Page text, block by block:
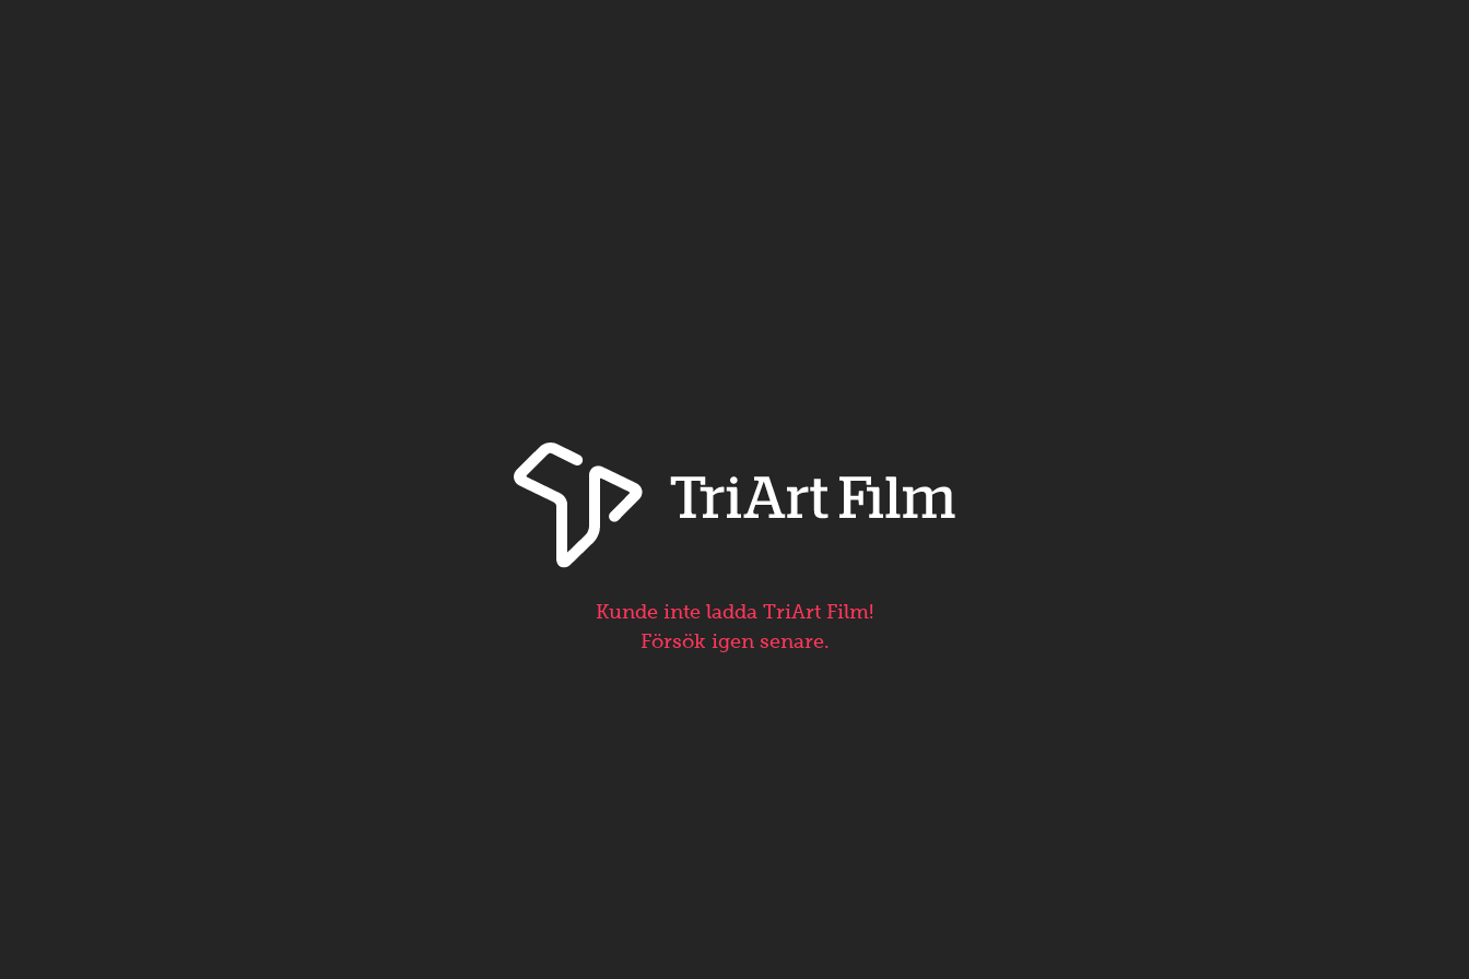
Kunde inte ladda TriArt Film!
Försök igen senare.